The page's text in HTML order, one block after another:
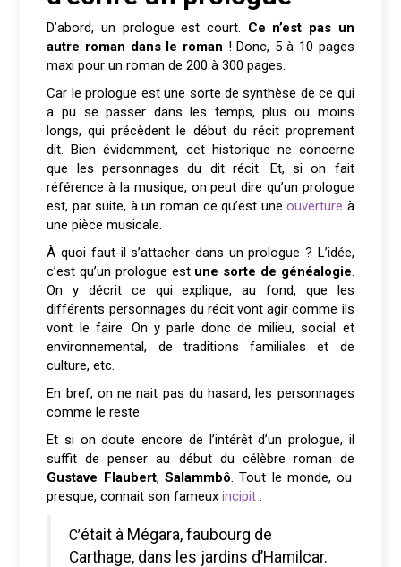
D’abord, un prologue est court. Ce n’est pas un
autre roman dans le roman ! Donc, 5 à 10 pages
maxi pour un roman de 200 à 300 pages.
Car le prologue est une sorte de synthèse de ce qui
a pu se passer dans les temps, plus ou moins
longs, qui précèdent le début du récit proprement
dit. Bien évidemment, cet historique ne concerne
que les personnages du dit récit. Et, si on fait
référence à la musique, on peut dire qu’un prologue
est, par suite, à un roman ce qu’est uneouverture à
une pièce musicale.
À quoi faut-il s’attacher dans un prologue ? L’idée,
c’est qu’un prologue est une sorte de généalogie.
On y décrit ce qui explique, au fond, que les
différents personnages du récit vont agir comme ils
vont le faire. On y parle donc de milieu, social et
environnemental, de traditions familiales et de
culture, etc.
En bref, on ne nait pas du hasard, les personnages
comme le reste.
Et si on doute encore de l’intérêt d’un prologue, il
suffit de penser au début du célèbre roman de
Gustave Flaubert,Salammbô. Tout le monde, ou
presque, connait son fameuxincipit :
C’était à Mégara, faubourg de
Carthage, dans les jardins d’Hamilcar.